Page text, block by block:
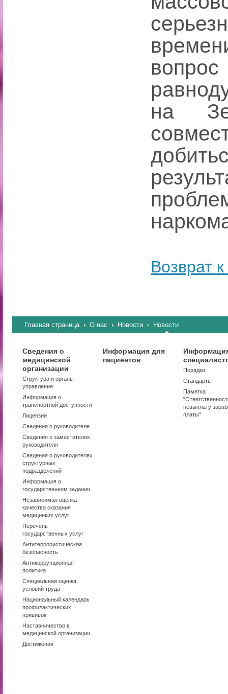
на
Возврат к
Главная страница О нас Новости Новости
Сведения о
медицинской
организации
Структура и органы
управления
Информация о
транспортной доступности
Лицензии
Сведения о руководителе
Сведения о заместителях
руководителя
Сведения о руководителях
структурных
подразделений
Информация о
государственном задании
Независимая оценка
качества оказания
медицинких услуг
Перечень
государственных услуг
Антитеррористическая
безопасность
Антикоррупционная
политика
Специальная оценка
условий труда
Национальный календарь
профилактических
прививок
Наставничество в
медицинской организации
Достижения
Информация для
пациентов
Порядки
Стандарты
Памятка
невыплату
платы"